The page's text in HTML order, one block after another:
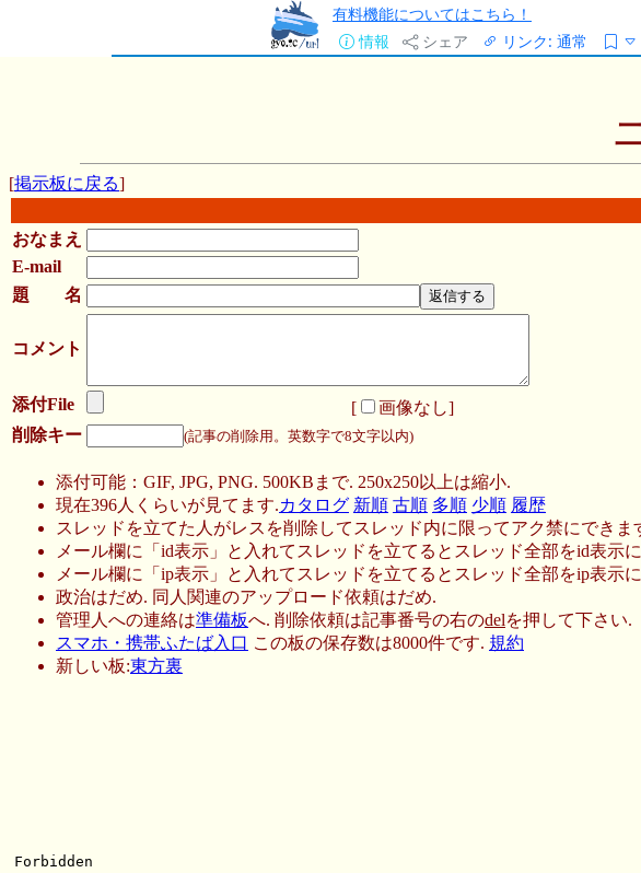
有料機能についてはこちら！
情報
シェア リンク: 通常